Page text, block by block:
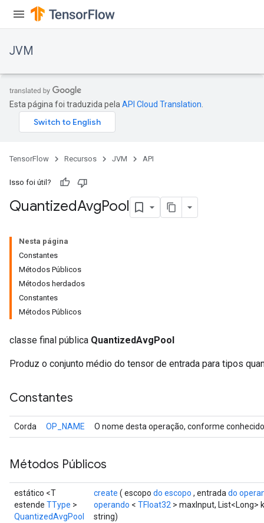
JVM
Esta página foi traduzida pela API Cloud Translation
TensorFlow Recursos JVM API
Isso foi útil?
QuantizedAvgPool
Nesta página
Constantes
Métodos Públicos
Métodos herdados
Constantes
Métodos Públicos
classe final pública QuantizedAvgPool
Produz o conjunto médio do tensor de entrada para tipos
Constantes
Corda OP_NAME O nome desta operação, conforme
Métodos Públicos
estático <T
estende TType >
QuantizedAvgPool
create ( escopo do escopo , entrada do
operando < TFloat32 > maxInput, List<Long>
string)